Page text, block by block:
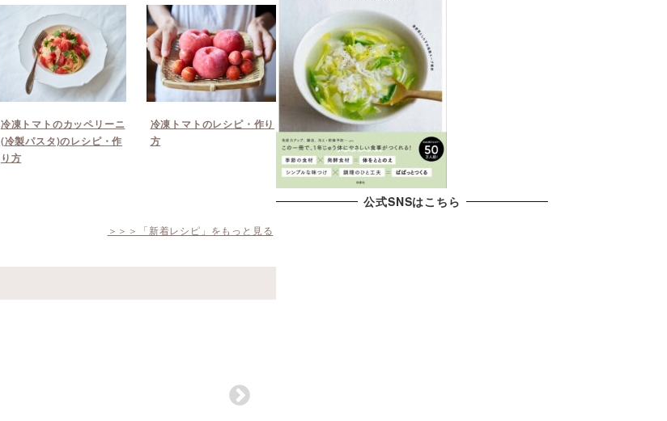
冷凍トマトのカッペリーニ
(冷製パスタ)のレシピ・作
り方
冷凍トマトのレシピ・作り
方
＞＞＞「新着レシピ」をもっと見る
公式SNSはこちら